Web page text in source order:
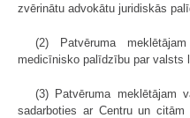
zvērinātu advokātu juridiskās
(2) Patvēruma
medicīnisko palīdzību par valsts
(3) Patvēruma meklētājam
sadarboties ar Centru un citām